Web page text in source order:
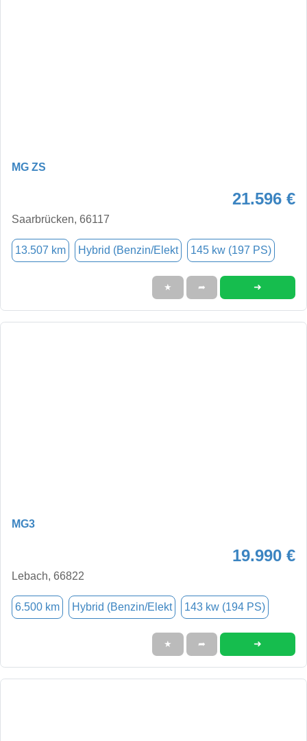
MG ZS
21.596 €
Saarbrücken, 66117
13.507 km Hybrid (Benzin/Elekt 145 kw (197 PS)
★ ➦ ➜
MG3
19.990 €
Lebach, 66822
6.500 km Hybrid (Benzin/Elekt 143 kw (194 PS)
★ ➦ ➜